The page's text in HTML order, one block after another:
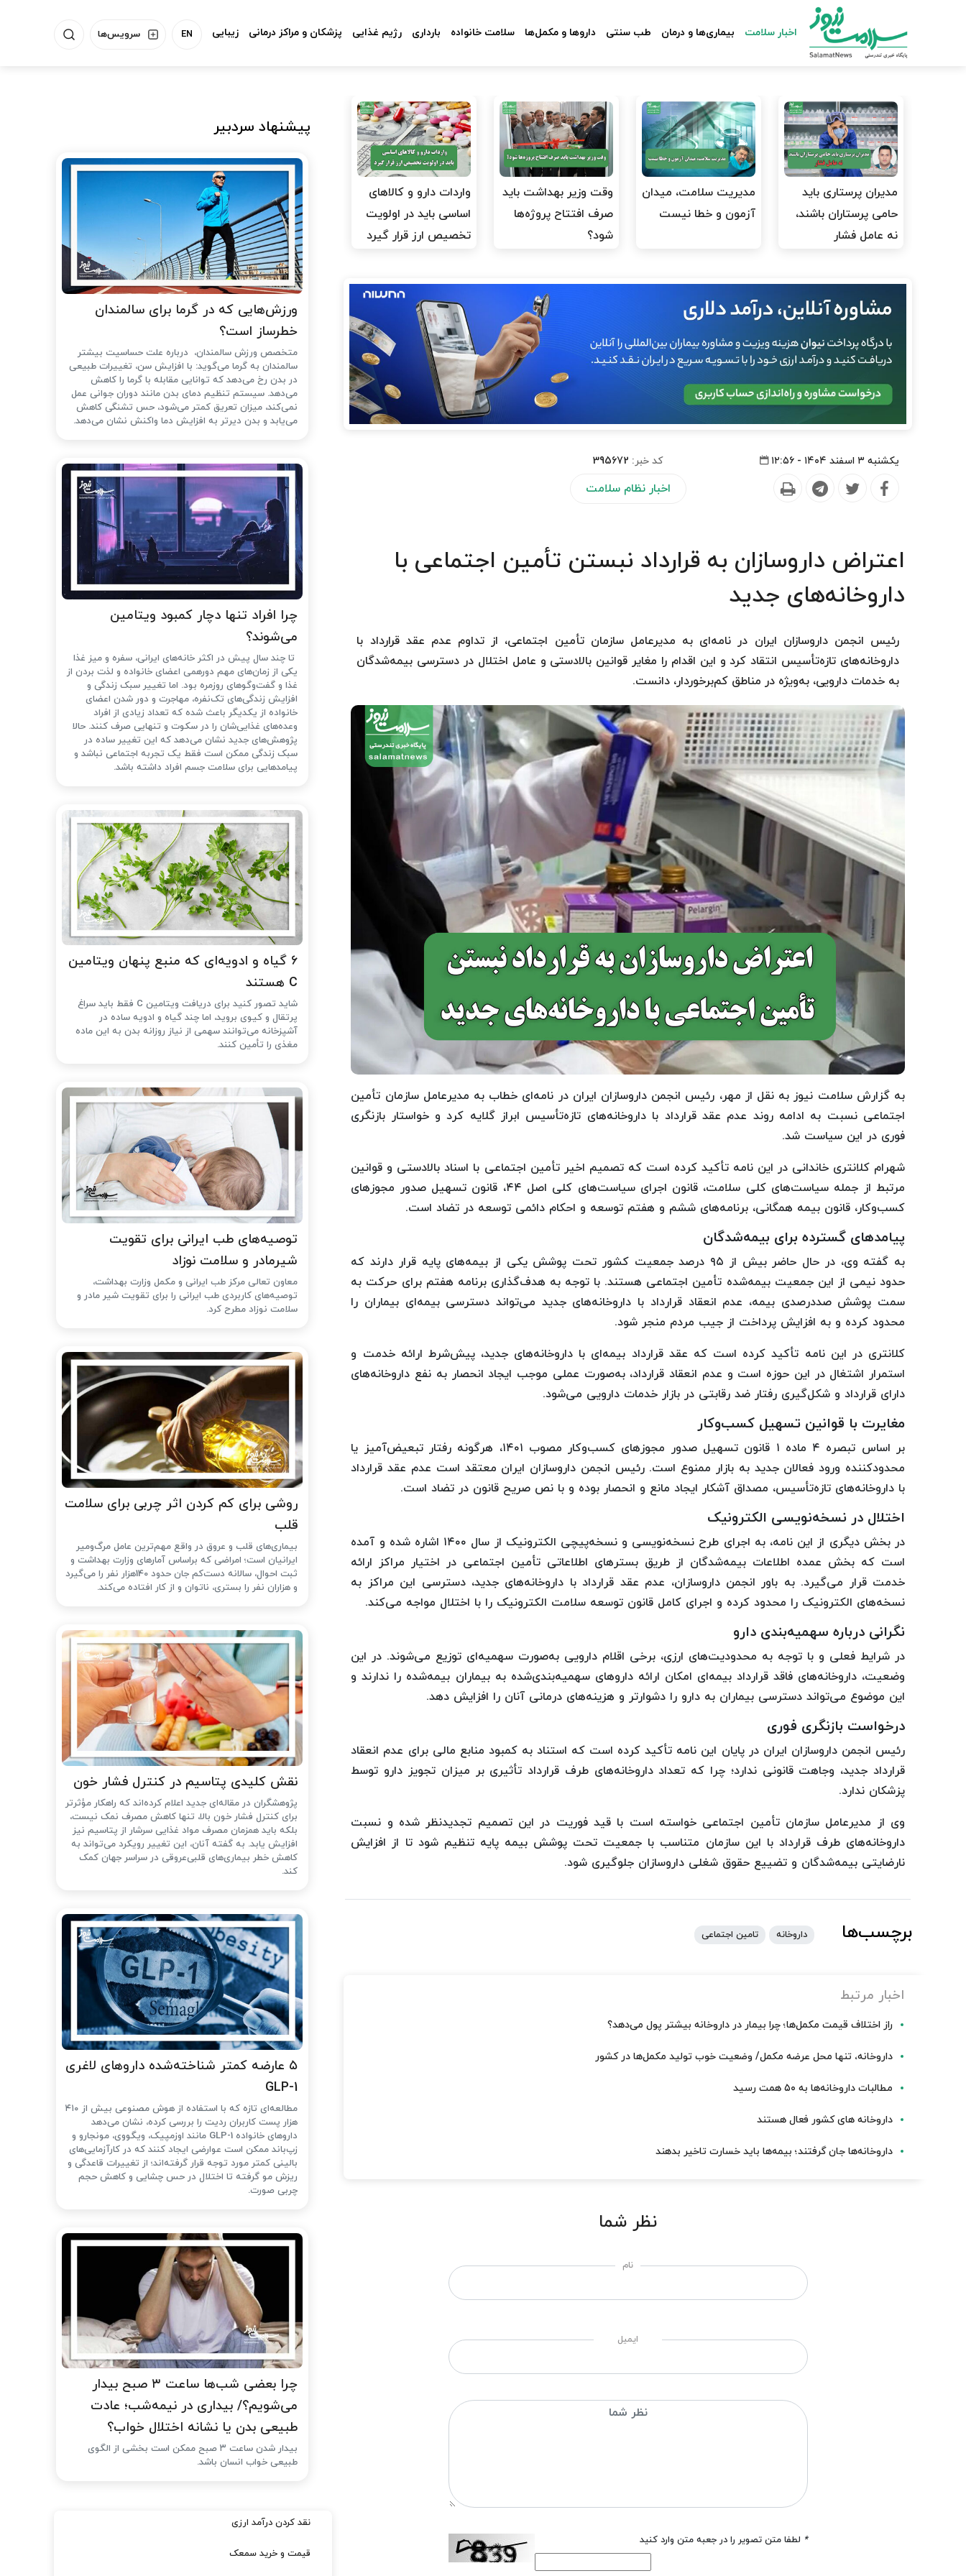
سرویس‌ها EN اخبار سلامت بیماری‌ها و درمان طب سنتی داروها و مکمل‌ها سلامت خانواده بارداری رژیم غذایی پزشکان و مراکز درمانی زیبایی
مدیران پرستاری باید
حامی پرستاران باشند،
نه عامل فشار
مدیریت سلامت، میدان
آزمون و خطا نیست
وقت وزیر بهداشت باید
صرف افتتاح پروژه‌ها
شود؟
واردات دارو و کالاهای
اساسی باید در اولویت
تخصیص ارز قرار گیرد
یکشنبه ۳ اسفند ۱۴۰۴ - ۱۲:۵۶ کد خبر: 395672
اخبار نظام سلامت
اعتراض داروسازان به قرارداد نبستن تأمین اجتماعی با
داروخانه‌های جدید
رئیس انجمن داروسازان ایران در نامه‌ای به مدیرعامل سازمان تأمین اجتماعی، از تداوم عدم عقد قرارداد با
داروخانه‌های تازه‌تأسیس انتقاد کرد و این اقدام را مغایر قوانین بالادستی و عامل اختلال در دسترسی بیمه‌شدگان
به خدمات دارویی، به‌ویژه در مناطق کم‌برخوردار، دانست.
به گزارش سلامت نیوز به نقل از مهر، رئیس انجمن داروسازان ایران در نامه‌ای خطاب به مدیرعامل سازمان تأمین
اجتماعی نسبت به ادامه روند عدم عقد قرارداد با داروخانه‌های تازه‌تأسیس ابراز گلایه کرد و خواستار بازنگری
فوری در این سیاست شد.
شهرام کلانتری خاندانی در این نامه تأکید کرده است که تصمیم اخیر تأمین اجتماعی با اسناد بالادستی و قوانین
مرتبط از جمله سیاست‌های کلی سلامت، قانون اجرای سیاست‌های کلی اصل ۴۴، قانون تسهیل صدور مجوزهای
کسب‌وکار، قانون بیمه همگانی، برنامه‌های ششم و هفتم توسعه و احکام دائمی توسعه در تضاد است.
پیامدهای گسترده برای بیمه‌شدگان
به گفته وی، در حال حاضر بیش از ۹۵ درصد جمعیت کشور تحت پوشش یکی از بیمه‌های پایه قرار دارند که
حدود نیمی از این جمعیت بیمه‌شده تأمین اجتماعی هستند. با توجه به هدف‌گذاری برنامه هفتم برای حرکت به
سمت پوشش صددرصدی بیمه، عدم انعقاد قرارداد با داروخانه‌های جدید می‌تواند دسترسی بیمه‌ای بیماران را
محدود کرده و به افزایش پرداخت از جیب مردم منجر شود.
کلانتری در این نامه تأکید کرده است که عقد قرارداد بیمه‌ای با داروخانه‌های جدید، پیش‌شرط ارائه خدمت و
استمرار اشتغال در این حوزه است و عدم انعقاد قرارداد، به‌صورت عملی موجب ایجاد انحصار به نفع داروخانه‌های
دارای قرارداد و شکل‌گیری رفتار ضد رقابتی در بازار خدمات دارویی می‌شود.
مغایرت با قوانین تسهیل کسب‌وکار
بر اساس تبصره ۴ ماده ۱ قانون تسهیل صدور مجوزهای کسب‌وکار مصوب ۱۴۰۱، هرگونه رفتار تبعیض‌آمیز یا
محدودکننده ورود فعالان جدید به بازار ممنوع است. رئیس انجمن داروسازان ایران معتقد است عدم عقد قرارداد
با داروخانه‌های تازه‌تأسیس، مصداق آشکار ایجاد مانع و انحصار بوده و با نص صریح قانون در تضاد است.
اختلال در نسخه‌نویسی الکترونیک
در بخش دیگری از این نامه، به اجرای طرح نسخه‌نویسی و نسخه‌پیچی الکترونیک از سال ۱۴۰۰ اشاره شده و آمده
است که بخش عمده اطلاعات بیمه‌شدگان از طریق بسترهای اطلاعاتی تأمین اجتماعی در اختیار مراکز ارائه
خدمت قرار می‌گیرد. به باور انجمن داروسازان، عدم عقد قرارداد با داروخانه‌های جدید، دسترسی این مراکز به
نسخه‌های الکترونیک را محدود کرده و اجرای کامل قانون توسعه سلامت الکترونیک را با اختلال مواجه می‌کند.
نگرانی درباره سهمیه‌بندی دارو
در شرایط فعلی و با توجه به محدودیت‌های ارزی، برخی اقلام دارویی به‌صورت سهمیه‌ای توزیع می‌شوند. در این
وضعیت، داروخانه‌های فاقد قرارداد بیمه‌ای امکان ارائه داروهای سهمیه‌بندی‌شده به بیماران بیمه‌شده را ندارند و
این موضوع می‌تواند دسترسی بیماران به دارو را دشوارتر و هزینه‌های درمانی آنان را افزایش دهد.
درخواست بازنگری فوری
رئیس انجمن داروسازان ایران در پایان این نامه تأکید کرده است که استناد به کمبود منابع مالی برای عدم انعقاد
قرارداد جدید، وجاهت قانونی ندارد؛ چرا که تعداد داروخانه‌های طرف قرارداد تأثیری بر میزان تجویز دارو توسط
پزشکان ندارد.
وی از مدیرعامل سازمان تأمین اجتماعی خواسته است با قید فوریت در این تصمیم تجدیدنظر شده و نسبت
داروخانه‌های طرف قرارداد با این سازمان متناسب با جمعیت تحت پوشش بیمه پایه تنظیم شود تا از افزایش
نارضایتی بیمه‌شدگان و تضییع حقوق شغلی داروسازان جلوگیری شود.
برچسب‌ها داروخانه تامین اجتماعی
اخبار مرتبط
راز اختلاف قیمت مکمل‌ها؛ چرا بیمار در داروخانه بیشتر پول می‌دهد؟
داروخانه، تنها محل عرضه مکمل/ وضعیت خوب تولید مکمل‌ها در کشور
مطالبات داروخانه‌ها به ۵۰ همت رسید
داروخانه های کشور فعال هستند
داروخانه‌ها جان گرفتند؛ بیمه‌ها باید خسارت تاخیر بدهند
نظر شما
نام
ایمیل
* لطفا متن تصویر را در جعبه متن وارد کنید
پیشنهاد سردبیر
ورزش‌هایی که در گرما برای سالمندان
خطرساز است؟
متخصص ورزش سالمندان، درباره علت حساسیت بیشتر
سالمندان به گرما می‌گوید: با افزایش سن، تغییرات طبیعی
در بدن رخ می‌دهد که توانایی مقابله با گرما را کاهش
می‌دهد. سیستم تنظیم دمای بدن مانند دوران جوانی عمل
نمی‌کند، میزان تعریق کمتر می‌شود، حس تشنگی کاهش
می‌یابد و بدن دیرتر به افزایش دما واکنش نشان می‌دهد.
چرا افراد تنها دچار کمبود ویتامین
می‌شوند؟
تا چند سال پیش در اکثر خانه‌های ایرانی، سفره و میز غذا
یکی از زمان‌های مهم دورهمی اعضای خانواده و لذت بردن از
غذا و گفت‌وگوهای روزمره بود. اما تغییر سبک زندگی و
افزایش زندگی‌های تک‌نفره، مهاجرت و دور شدن اعضای
خانواده از یکدیگر باعث شده که تعداد زیادی از افراد
وعده‌های غذایی‌شان را در سکوت و تنهایی صرف کنند. حالا
پژوهش‌های جدید نشان می‌دهد که این تغییر ساده در
سبک زندگی ممکن است فقط یک تجربه اجتماعی نباشد و
پیامدهایی برای سلامت جسم افراد داشته باشد.
۶ گیاه و ادویه‌ای که منبع پنهان ویتامین
C هستند
شاید تصور کنید برای دریافت ویتامین C فقط باید سراغ
پرتقال و کیوی بروید، اما چند گیاه و ادویه ساده در
آشپزخانه می‌توانند سهمی از نیاز روزانه بدن به این ماده
مغذی را تأمین کنند.
توصیه‌های طب ایرانی برای تقویت
شیرمادر و سلامت نوزاد
معاون تعالی مرکز طب ایرانی و مکمل وزارت بهداشت،
توصیه‌های کاربردی طب ایرانی را برای تقویت شیر مادر و
سلامت نوزاد مطرح کرد.
روشی برای کم کردن اثر چربی برای سلامت
قلب
بیماری‌های قلب و عروق در واقع مهم‌ترین عامل مرگ‌ومیر
ایرانیان است؛ امراضی که براساس آمارهای وزارت بهداشت و
ثبت احوال، سالانه دست‌کم جان حدود 140هزار نفر را می‌گیرد
و هزاران نفر را بستری، ناتوان و از کار افتاده می‌کند.
نقش کلیدی پتاسیم در کنترل فشار خون
پژوهشگران در مقاله‌ای جدید اعلام کرده‌اند که راهکار مؤثرتر
برای کنترل فشار خون بالا، تنها کاهش مصرف نمک نیست،
بلکه باید همزمان مصرف مواد غذایی سرشار از پتاسیم نیز
افزایش یابد. به گفته آنان، این تغییر رویکرد می‌تواند به
کاهش خطر بیماری‌های قلبی‌عروقی در سراسر جهان کمک
کند.
۵ عارضه کمتر شناخته‌شده داروهای لاغری
GLP-1
مطالعه‌ای تازه که با استفاده از هوش مصنوعی بیش از ۴۱۰
هزار پست کاربران ردیت را بررسی کرده، نشان می‌دهد
داروهای خانواده GLP-1 مانند اوزمپیک، ویگووی، مونجارو و
زپ‌باند ممکن است عوارضی ایجاد کنند که در کارآزمایی‌های
بالینی کمتر مورد توجه قرار گرفته‌اند؛ از تغییرات قاعدگی و
ریزش مو گرفته تا اختلال در حس چشایی و کاهش حجم
چربی صورت.
چرا بعضی شب‌ها ساعت ۳ صبح بیدار
می‌شویم؟/ بیداری در نیمه‌شب؛ عادت
طبیعی بدن یا نشانه اختلال خواب؟
بیدار شدن ساعت ۳ صبح ممکن است بخشی از الگوی
طبیعی خواب انسان باشد.
نقد کردن درآمد ارزی
قیمت و خرید سمعک